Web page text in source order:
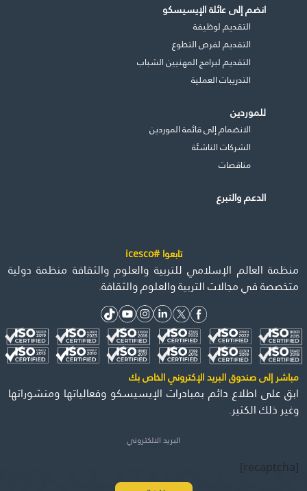
انضم إلى عائلة الإيسيسكو
التقديم لوظيفة
التقديم لفرص التطوع
التقديم لبرامج المهنيين الشباب
التدريبات العملية
للموردين
الانضمام إلى قائمة الموردين
الشركات الناشئة
مناقصات
الدعم والتبرع
تابعوا #icesco
منظمة العالم الإسلامي للتربية والعلوم والثقافة منظمة دولية
متخصصة في مجالات التربية والعلوم والثقافة.
مباشر إلى صندوق البريد الإكتروني الخاص بك
ابق على اطلاع دائم بمبادرات الإيسيسكو وفعالياتها ومنشوراتها
وغير ذلك الكثير.
[recaptcha]